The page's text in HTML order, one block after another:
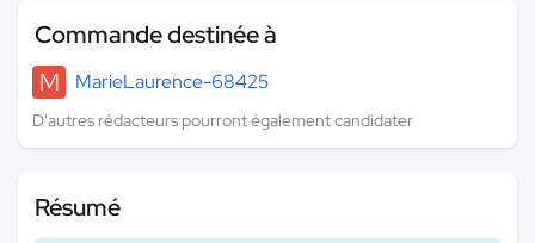
Commande destinée à
M
MarieLaurence-68425
D'autres rédacteurs pourront également candidater
Résumé